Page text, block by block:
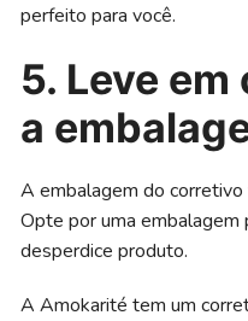
perfeito para você.
5. Leve
a
A embalagem do
Opte por uma embalagem
desperdice produto.
A Amokarité tem um